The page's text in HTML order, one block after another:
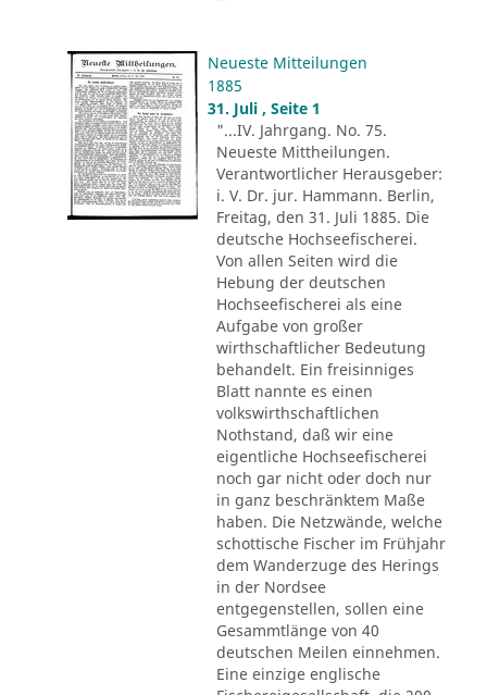
Neueste Mitteilungen
1885
31. Juli , Seite 1
"...IV. Jahrgang. No. 75.
Neueste Mittheilungen.
Verantwortlicher Herausgeber:
i. V. Dr. jur. Hammann. Berlin,
Freitag, den 31. Juli 1885. Die
deutsche Hochseefischerei.
Von allen Seiten wird die
Hebung der deutschen
Hochseefischerei als eine
Aufgabe von großer
wirthschaftlicher Bedeutung
behandelt. Ein freisinniges
Blatt nannte es einen
volkswirthschaftlichen
Nothstand, daß wir eine
eigentliche Hochseefischerei
noch gar nicht oder doch nur
in ganz beschränktem Maße
haben. Die Netzwände, welche
schottische Fischer im Frühjahr
dem Wanderzuge des Herings
in der Nordsee
entgegenstellen, sollen eine
Gesammtlänge von 40
deutschen Meilen einnehmen.
Eine einzige englische